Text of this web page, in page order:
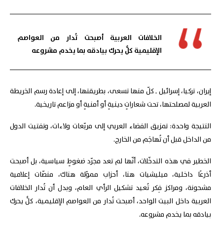
الخلافات العربية أصبحت تُدار من العواصم
الإقليمية كلٌّ يحرك بيادقه بما يخدم مشروعه
إيران، تركيا، إسرائيل ـ كلّ منها تسعى، بطريقتها، إلى إعادة رسم الخريطة
العربية لمصلحتها، تحت شعاراتٍ دينيةٍ أو أمنيةٍ أو مزاعم تاريخية.
النتيجة واحدة: تمزيق الفضاء العربي إلى مربّعات ولاءات، وتفتيت الدول
من الداخل قبل أن تُهاجَم من الخارج.
الخطير في هذه التدخّلات، أنّها لم تعد مجرّد ضغوطٍ سياسية، بل أصبحت
أذرعًا داخلية، ميليشيات هنا، أحزاب مموّلة هناك، منصّات إعلامية
مشحونة، ومراكز فِكر تُعيد تشكيل الرأي العام، وبدل أن تُدار الخلافات
العربية داخل البيت الواحد، أصبحت تُدار من العواصم الإقليمية، كلٌّ يحرك
بيادقه بما يخدم مشروعه.